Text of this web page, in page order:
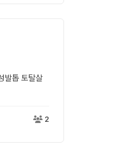
발톱 토탈살
2